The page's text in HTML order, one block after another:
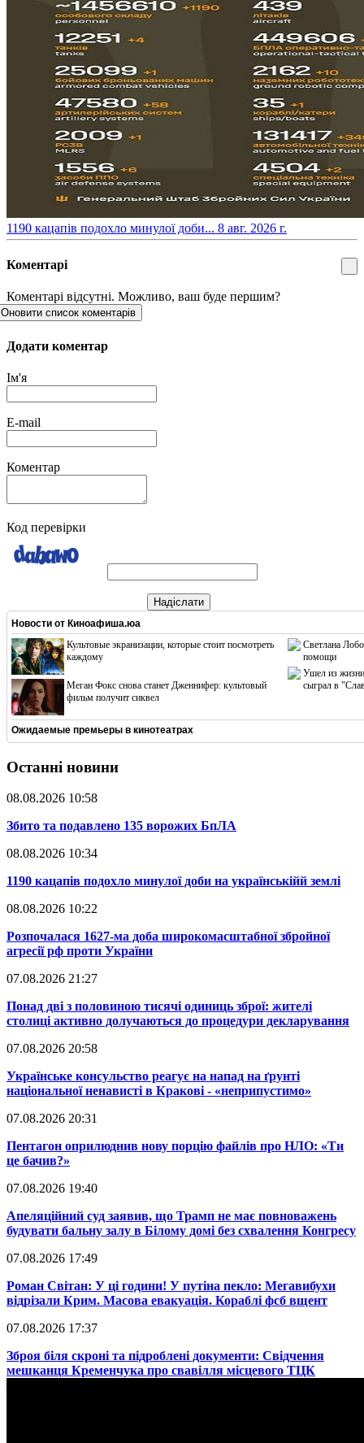
​1190 кацапів подохло минулої доби... 8 авг. 2026 г.
Коментарі
Коментарі відсутні. Можливо, ваш буде першим?
Оновити список коментарів
Додати коментар
Ім'я
E-mail
Коментар
Код перевірки
Надіслати
Новости от Киноафиша.юа
Культовые экранизации, которые стоит посмотреть
каждому
Меган Фокс снова станет Дженнифер: культовый
фильм получит сиквел
Светлана
помощи
Ушел из жизни
сыграл в
Ожидаемые премьеры в кинотеатрах
Останні новини
08.08.2026 10:58
​Збито та подавлено 135 ворожих БпЛА
08.08.2026 10:34
​1190 кацапів подохло минулої доби на українськійй землі
08.08.2026 10:22
​Розпочалася 1627-ма доба широкомасштабної збройної
агресії рф проти України
07.08.2026 21:27
​Понад дві з половиною тисячі одиниць зброї: жителі
столиці активно долучаються до процедури декларування
07.08.2026 20:58
​Українське консульство реагує на напад на ґрунті
національної ненависті в Кракові - «неприпустимо»
07.08.2026 20:31
​Пентагон оприлюднив нову порцію файлів про НЛО: «Ти
це бачив?»
07.08.2026 19:40
​Апеляційний суд заявив, що Трамп не має повноважень
будувати бальну залу в Білому домі без схвалення Конгресу
07.08.2026 17:49
​Роман Світан: У ці години! У путіна пекло: Мегавибухи
відрізали Крим. Масова евакуація. Кораблі фсб вщент
07.08.2026 17:37
​Зброя біля скроні та підроблені документи: Свідчення
мешканця Кременчука про свавілля місцевого ТЦК